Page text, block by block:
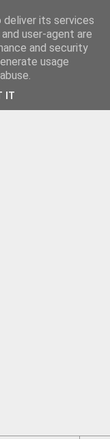
its services
user-agent are
and security
usage
IT